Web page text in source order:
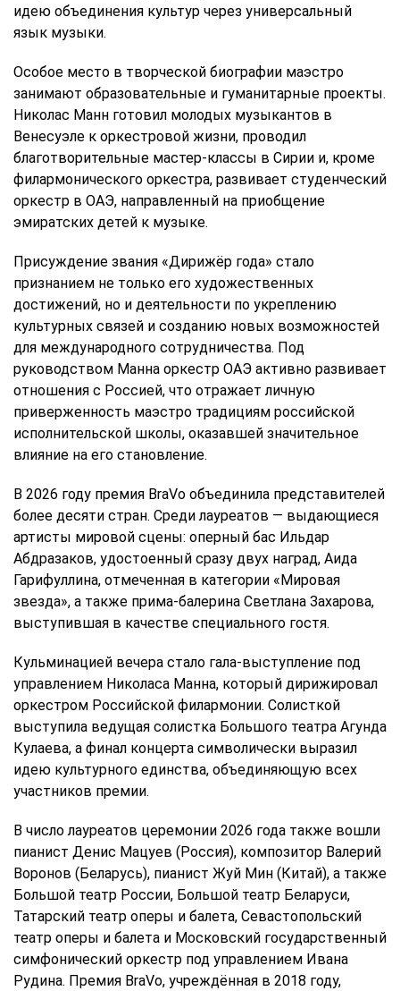
идею объединения культур через универсальный
язык музыки.
Особое место в творческой биографии маэстро
занимают образовательные и гуманитарные проекты.
Николас Манн готовил молодых музыкантов в
Венесуэле к оркестровой жизни, проводил
благотворительные мастер-классы в Сирии и, кроме
филармонического оркестра, развивает студенческий
оркестр в ОАЭ, направленный на приобщение
эмиратских детей к музыке.
Присуждение звания «Дирижёр года» стало
признанием не только его художественных
достижений, но и деятельности по укреплению
культурных связей и созданию новых возможностей
для международного сотрудничества. Под
руководством Манна оркестр ОАЭ активно развивает
отношения с Россией, что отражает личную
приверженность маэстро традициям российской
исполнительской школы, оказавшей значительное
влияние на его становление.
В 2026 году премия BraVo объединила представителей
более десяти стран. Среди лауреатов — выдающиеся
артисты мировой сцены: оперный бас Ильдар
Абдразаков, удостоенный сразу двух наград, Аида
Гарифуллина, отмеченная в категории «Мировая
звезда», а также прима-балерина Светлана Захарова,
выступившая в качестве специального гостя.
Кульминацией вечера стало гала-выступление под
управлением Николаса Манна, который дирижировал
оркестром Российской филармонии. Солисткой
выступила ведущая солистка Большого театра Агунда
Кулаева, а финал концерта символически выразил
идею культурного единства, объединяющую всех
участников премии.
В число лауреатов церемонии 2026 года также вошли
пианист Денис Мацуев (Россия), композитор Валерий
Воронов (Беларусь), пианист Жуй Мин (Китай), а также
Большой театр России, Большой театр Беларуси,
Татарский театр оперы и балета, Севастопольский
театр оперы и балета и Московский государственный
симфонический оркестр под управлением Ивана
Рудина. Премия BraVo, учреждённая в 2018 году,